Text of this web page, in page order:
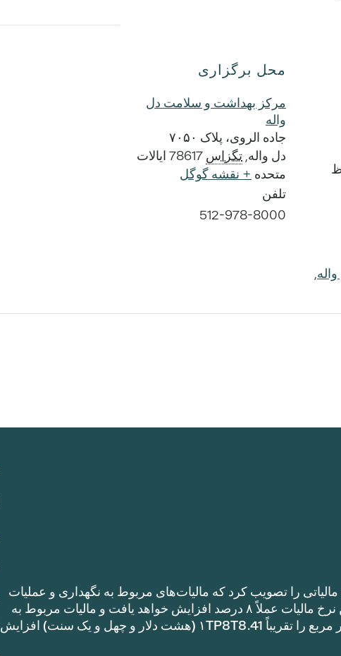
محل برگزاری
مرکز بهداشت و سلامت دل
واله
جاده الروی، پلاک ۷۰۵۰
دل واله تگزاس 78617 ایالات
متحده + نقشه گوگل
تلفن
512-978-8000
را تصویب کرد که مالیات‌های مربوط به نگهداری و عملیات
را نسبت به نرخ مالیات سال گذشته افزایش می‌دهد. این نرخ مالیات عملاً ۸ درصد افزایش خواهد یافت و مالیات مربوط به
نگهداری و عملیات یک خانه با متراژ ۱TP8T100,000 متر مربع را تقریباً ۱TP8T8.41 (هشت دلار و چهل و یک سنت) افزایش